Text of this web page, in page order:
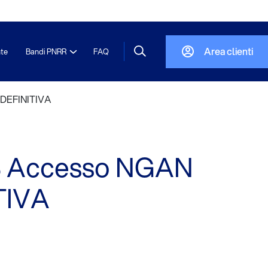
Bandi PNRR FAQ Area clienti
NGAN